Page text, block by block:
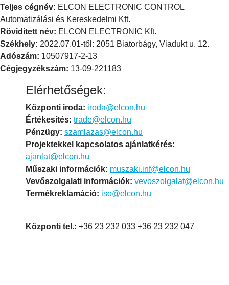
Teljes cégnév: ELCON ELECTRONIC CONTROL
Automatizálási és Kereskedelmi Kft.
Rövidí­tett név: ELCON ELECTRONIC Kft.
Székhely: 2022.07.01-től: 2051 Biatorbágy, Viadukt u. 12.
Adószám: 10507917-2-13
Cégjegyzékszám: 13-09-221183
Elérhetőségek:
Központi iroda: iroda@elcon.hu
Értékesítés: trade@elcon.hu
Pénzügy: szamlazas@elcon.hu
Projektekkel kapcsolatos ajánlatkérés:
ajanlat@elcon.hu
Műszaki információk: muszaki.inf@elcon.hu
Vevőszolgalati információk: vevoszolgalat@elcon.hu
Termékreklamáció: iso@elcon.hu
Központi tel.: +36 23 232 033 +36 23 232 047